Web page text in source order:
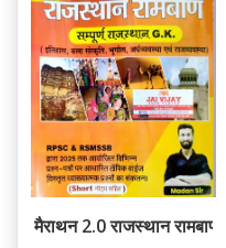
मैराथन 2.0 राजस्थान रामबाण